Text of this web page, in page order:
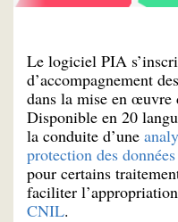
Le logiciel PIA
d’accompagnement
dans la mise en œuvre
Disponible en 20
la conduite d’une
protection des
pour certains
faciliter
CNIL.